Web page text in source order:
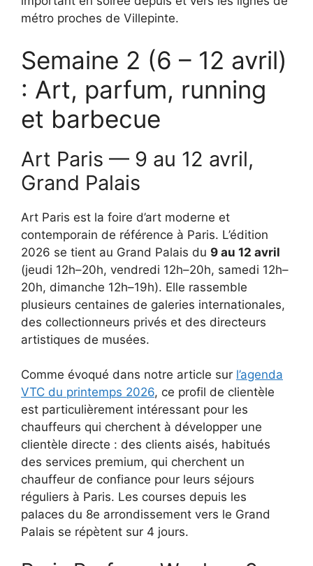
métro proches de Villepinte.
Semaine 2 (6 – 12 avril)
: Art, parfum, running
et barbecue
Art Paris — 9 au 12 avril,
Grand Palais
Art Paris est la foire d’art moderne et
contemporain de référence à Paris. L’édition
2026 se tient au Grand Palais du 9 au 12 avril
(jeudi 12h–20h, vendredi 12h–20h, samedi 12h–
20h, dimanche 12h–19h). Elle rassemble
plusieurs centaines de galeries internationales,
des collectionneurs privés et des directeurs
artistiques de musées.
Comme évoqué dans notre article sur l’agenda
VTC du printemps 2026, ce profil de clientèle
est particulièrement intéressant pour les
chauffeurs qui cherchent à développer une
clientèle directe : des clients aisés, habitués
des services premium, qui cherchent un
chauffeur de confiance pour leurs séjours
réguliers à Paris. Les courses depuis les
palaces du 8e arrondissement vers le Grand
Palais se répètent sur 4 jours.